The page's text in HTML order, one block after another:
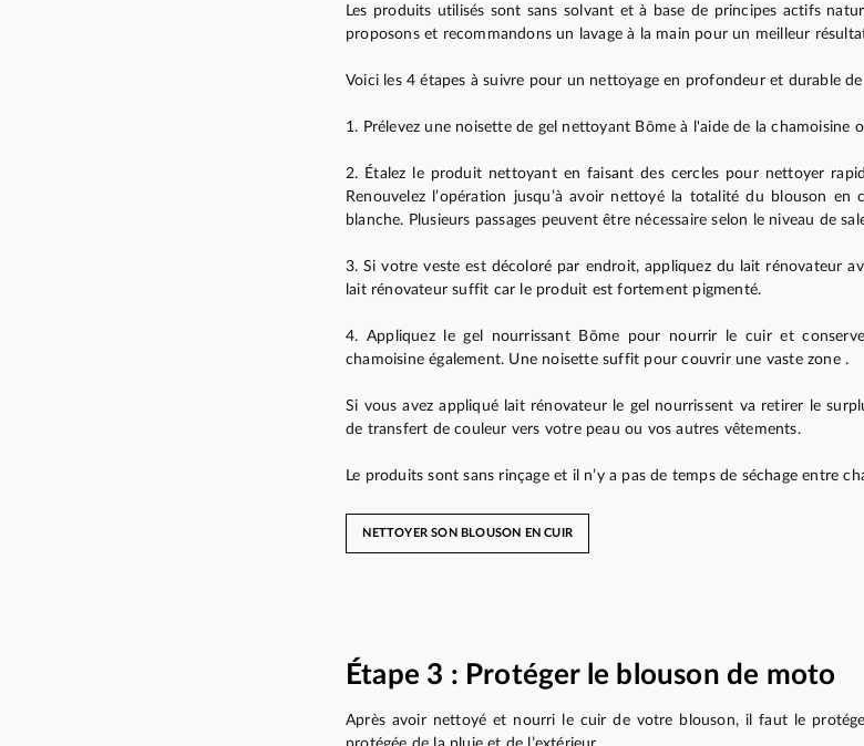
Les produits utilisés sont sans solvant et à base de principes actifs
proposons et recommandons un lavage à la main pour un meilleur
Voici les 4 étapes à suivre pour un nettoyage en profondeur et durable
1. Prélevez une noisette de gel nettoyant Bōme à l'aide de la chamoisine
2. Étalez le produit nettoyant en faisant des cercles pour nettoyer
Renouvelez l’opération jusqu’à avoir nettoyé la totalité du blouson
blanche. Plusieurs passages peuvent être nécessaire selon le niveau de
3. Si votre veste est décoloré par endroit, appliquez du lait rénovateur
lait rénovateur suffit car le produit est fortement pigmenté.
4. Appliquez le gel nourrissant Bōme pour nourrir le cuir et
chamoisine également. Une noisette suffit pour couvrir une vaste zone .
Si vous avez appliqué lait rénovateur le gel nourrissent va retirer le
de transfert de couleur vers votre peau ou vos autres vêtements.
Le produits sont sans rinçage et il n’y a pas de temps de séchage entre
NETTOYER SON BLOUSON EN CUIR
Étape 3 : Protéger le blouson de moto
Après avoir nettoyé et nourri le cuir de votre blouson, il faut le
protégée de la pluie et de l’extérieur.